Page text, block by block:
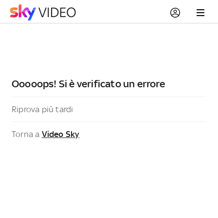
Ooooops! Si è verificato un errore
Riprova più tardi
Torna a Video Sky